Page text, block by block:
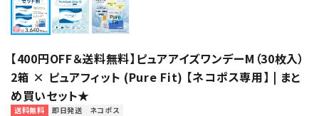
【400円OFF＆送料無料】ピュアアイズワンデーM（30枚入）
2箱 × ピュアフィット (Pure Fit) 【ネコポス専用】 | まと
め買いセット★
送料無料 即日発送 ネコポス